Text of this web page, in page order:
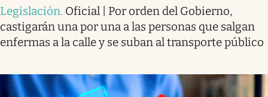
Legislación. Oficial | Por orden del Gobierno,
castigarán una por una a las personas que salgan
enfermas a la calle y se suban al transporte público